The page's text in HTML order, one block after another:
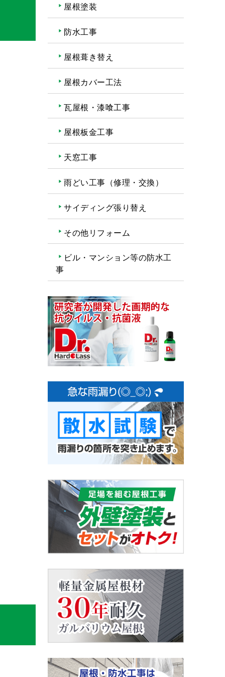
屋根塗装
防水工事
屋根葺き替え
屋根カバー工法
瓦屋根・漆喰工事
屋根板金工事
天窓工事
雨どい工事（修理・交換）
サイディング張り替え
その他リフォーム
ビル・マンション等の防水工
事